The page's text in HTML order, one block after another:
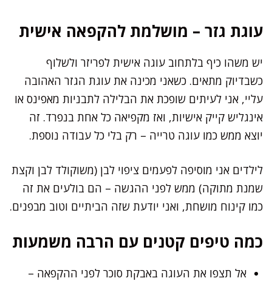
עוגת גזר – מושלמת להקפאה אישית
יש משהו כיף בלתחוב עוגה אישית לפריזר ולשלוף
כשבדיוק מתאים. כשאני מכינה את עוגת הגזר האהובה
עליי, אני לעיתים שופכת את הבלילה לתבניות מאפינס או
אינגליש קייק אישיות, ואז מקפיאה כל אחת בנפרד. זה
יוצא ממש כמו עוגה טרייה – רק בלי כל עבודה נוספת.
לילדים אני מוסיפה לפעמים ציפוי לבן (משוקולד לבן וקצת
שמנת מתוקה) ממש לפני ההגשה – הם בולעים את זה
כמו קינוח מושחת, ואני יודעת שזה הביתיים וטוב מבפנים.
כמה טיפים קטנים עם הרבה משמעות
אל תצפו את העוגה באבקת סוכר לפני ההקפאה –